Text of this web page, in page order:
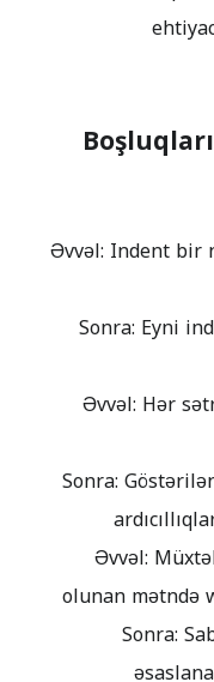
Əvvəl: Indent bir
Sonra: Eyni
Əvvəl: Hər
Sonra:
Əvvəl:
olunan mətndə
Sonra: